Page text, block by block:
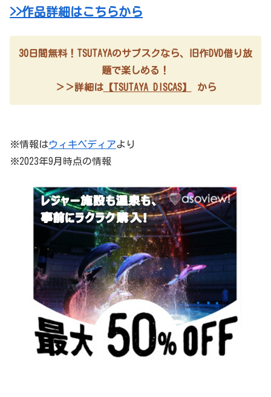
>>作品詳細はこちらから
30日間無料！TSUTAYAのサブスクなら、旧作DVD借り放
題で楽しめる！
＞＞詳細は【TSUTAYA DISCAS】 から
※情報はウィキペディアより
※2023年9月時点の情報